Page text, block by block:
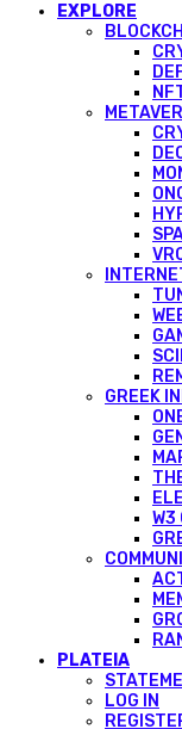
EXPLORE
GREEK
W3
PLATEIA
LOG IN